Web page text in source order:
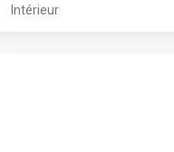
Intérieur